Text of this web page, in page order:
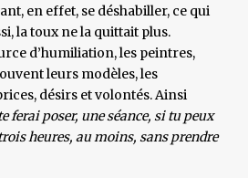
en effet, se déshabiller, ce qui
la toux ne la quittait plus.
d’humiliation, les peintres,
leurs modèles, les
désirs et volontés. Ainsi
ferai poser, une séance, si tu peux
heures, au moins, sans prendre